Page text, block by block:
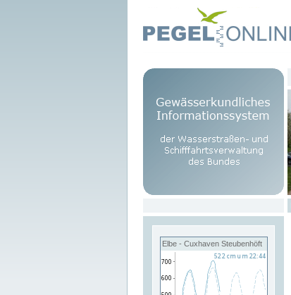
Elbe - Cuxhaven Steubenhöft